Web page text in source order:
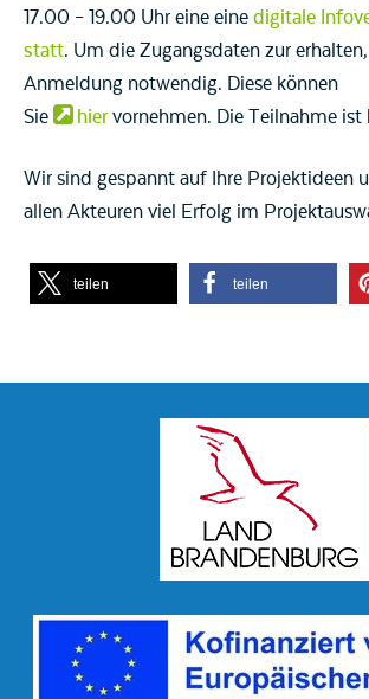
17.00 – 19.00 Uhr eine eine digitale
statt. Um die Zugangsdaten zur
Anmeldung notwendig. Diese können
Sie
hiervornehmen. Die Teilnahme ist
Wir sind gespannt auf Ihre Projektideen
allen Akteuren viel Erfolg im
teilen teilen